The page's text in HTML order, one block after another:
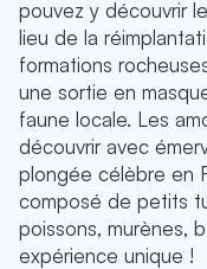
pouvez y découvrir
lieu de la
formations
une sortie en
faune locale. Les
découvrir avec
plongée célèbre en
composé de petits
poissons, murènes,
expérience unique !